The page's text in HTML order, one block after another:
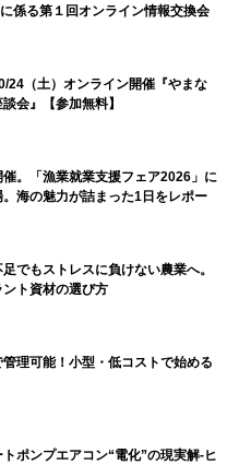
係る第１回オンライン情報交換会
24（土）オンライン開催『やまな
会』【参加無料】
。「漁業就業支援フェア2026」に
海の魅力が詰まった1日をレポー
でもストレスに負けない農業へ。
ト資材の選び方
理可能！小型・低コストで始める
ポンプエアコン“電化”の現実解-ヒ